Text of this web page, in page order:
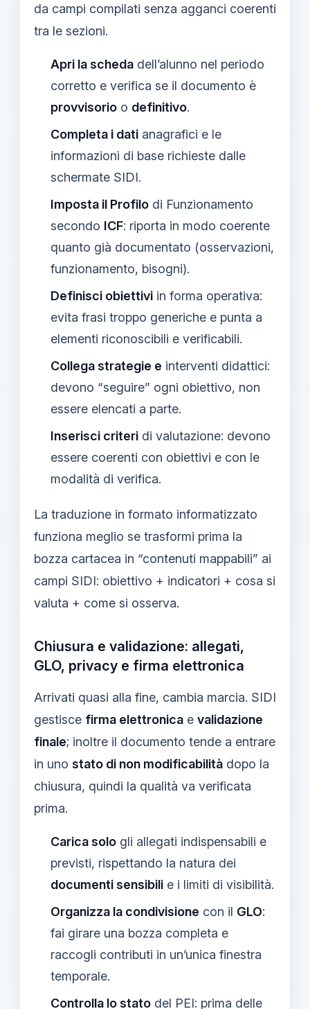
da campi compilati senza agganci coerenti
tra le sezioni.
Apri la scheda dell’alunno nel periodo
corretto e verifica se il documento è
provvisorio o definitivo.
Completa i dati anagrafici e le
informazioni di base richieste dalle
schermate SIDI.
Imposta il Profilo di Funzionamento
secondo ICF: riporta in modo coerente
quanto già documentato (osservazioni,
funzionamento, bisogni).
Definisci obiettivi in forma operativa:
evita frasi troppo generiche e punta a
elementi riconoscibili e verificabili.
Collega strategie e interventi didattici:
devono “seguire” ogni obiettivo, non
essere elencati a parte.
Inserisci criteri di valutazione: devono
essere coerenti con obiettivi e con le
modalità di verifica.
La traduzione in formato informatizzato
funziona meglio se trasformi prima la
bozza cartacea in “contenuti mappabili” ai
campi SIDI: obiettivo + indicatori + cosa si
valuta + come si osserva.
Chiusura e validazione: allegati,
GLO, privacy e firma elettronica
Arrivati quasi alla fine, cambia marcia. SIDI
gestisce firma elettronica e validazione
finale; inoltre il documento tende a entrare
in uno stato di non modificabilità dopo la
chiusura, quindi la qualità va verificata
prima.
Carica solo gli allegati indispensabili e
previsti, rispettando la natura dei
documenti sensibili e i limiti di visibilità.
Organizza la condivisione con il GLO:
fai girare una bozza completa e
raccogli contributi in un’unica finestra
temporale.
Controlla lo stato del PEI: prima delle